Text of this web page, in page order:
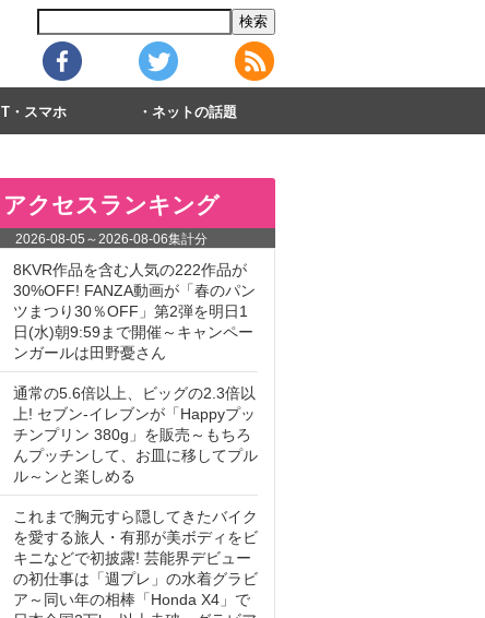
IT・スマホ ネットの話題
アクセスランキング
2026-08-05 ～2026-08-06集計分
8KVR作品を含む人気の222作品が
30%OFF! FANZA動画が「春のパン
ツまつり30％OFF」第2弾を明日1
日(水)朝9:59まで開催～キャンペー
ンガールは田野憂さん
通常の5.6倍以上、ビッグの2.3倍以
上! セブン‐イレブンが「Happyプッ
チンプリン 380g」を販売～もちろ
んプッチンして、お皿に移してプル
ル～ンと楽しめる
これまで胸元すら隠してきたバイク
を愛する旅人・有那が美ボディをビ
キニなどで初披露! 芸能界デビュー
の初仕事は「週プレ」の水着グラビ
ア～同い年の相棒「Honda X4」で